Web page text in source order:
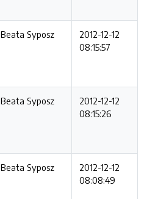
Beata Syposz
2012-12-12
08:15:57
Beata Syposz
2012-12-12
08:15:26
Beata Syposz
2012-12-12
08:08:49